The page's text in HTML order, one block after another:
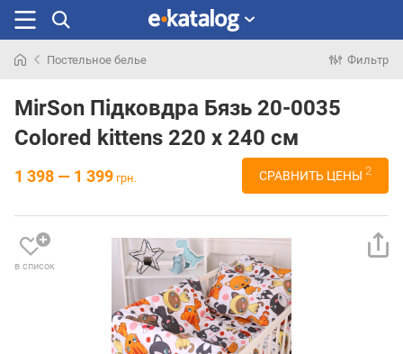
раньше
Постельное белье Фильтр
MirSon Підковдра Бязь 20-0035
Colored kittens 220 x 240 см
1 398 — 1 399 грн. СРАВНИТЬ ЦЕНЫ 2
в список